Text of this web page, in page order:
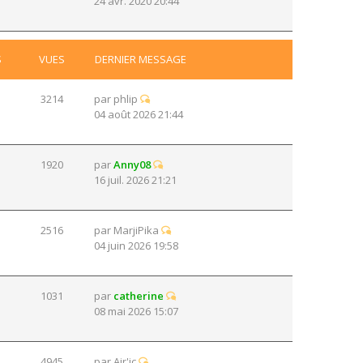
VUES DERNIER MESSAGE
3214 par phlip
04 août 2026 21:44
1920 parAnny08
16 juil. 2026 21:21
2516 par MarjiPika
04 juin 2026 19:58
1031 par catherine
08 mai 2026 15:07